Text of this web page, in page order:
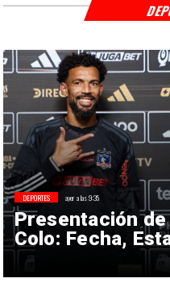
Presentación de
Colo: Fecha,
DEPORTES ayer a las 9:35